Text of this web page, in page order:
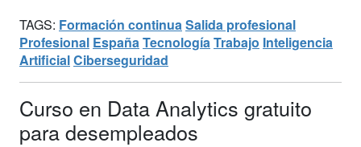
TAGS: Formación continua Salida profesional
Profesional España Tecnología Trabajo Inteligencia
ArtificialCiberseguridad
Curso en Data Analytics gratuito
para desempleados